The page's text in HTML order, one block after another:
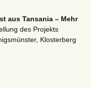
aus Tansania – Mehr
des Projekts
Klosterberg